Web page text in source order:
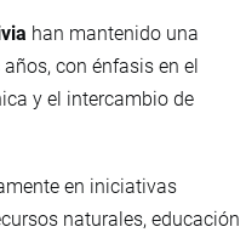
han mantenido una
con énfasis en el
y el intercambio de
en iniciativas
naturales, educación